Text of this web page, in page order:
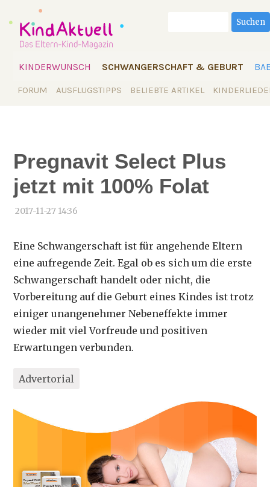
überspringen
KINDERWUNSCH SCHWANGERSCHAFT & GEBURT
Navigation
FORUM AUSFLUGSTIPPS BELIEBTE ARTIKEL
Suchen
Pregnavit Select Plus
jetzt mit 100% Folat
2017-11-27 14:36
Eine Schwangerschaft ist für angehende Eltern
eine aufregende Zeit. Egal ob es sich um die erste
Schwangerschaft handelt oder nicht, die
Vorbereitung auf die Geburt eines Kindes ist trotz
einiger unangenehmer Nebeneffekte immer
wieder mit viel Vorfreude und positiven
Erwartungen verbunden.
Advertorial